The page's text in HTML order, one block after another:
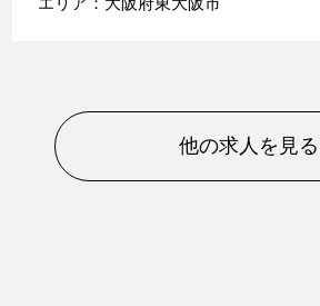
他の求人を見る